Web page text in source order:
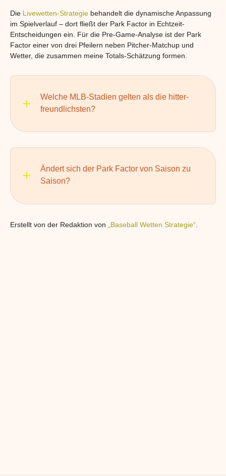
Die Livewetten-Strategie behandelt die dynamische Anpassung
im Spielverlauf – dort fließt der Park Factor in Echtzeit-
Entscheidungen ein. Für die Pre-Game-Analyse ist der Park
Factor einer von drei Pfeilern neben Pitcher-Matchup und
Wetter, die zusammen meine Totals-Schätzung formen.
Welche MLB-Stadien gelten als die hitter-
freundlichsten?
Ändert sich der Park Factor von Saison zu
Saison?
Erstellt von der Redaktion von „Baseball Wetten Strategie“